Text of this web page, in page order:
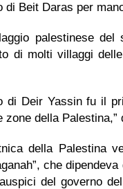
Beit Daras per
palestinese
di molti villaggi
di Deir Yassin fu il
della Palestina,”
della Palestina
che
del governo